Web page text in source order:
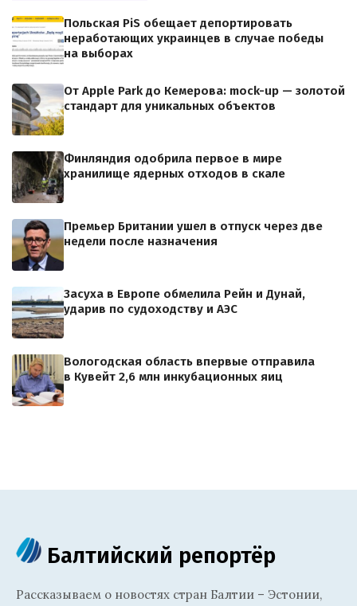
Польская PiS обещает депортировать
неработающих украинцев в случае победы
на выборах
От Apple Park до Кемерова: mock-up — золотой
стандарт для уникальных объектов
Финляндия одобрила первое в мире
хранилище ядерных отходов в скале
Премьер Британии ушел в отпуск через две
недели после назначения
Засуха в Европе обмелила Рейн и Дунай,
ударив по судоходству и АЭС
Вологодская область впервые отправила
в Кувейт 2,6 млн инкубационных яиц
Балтийский репортёр
Рассказываем о новостях стран Балтии – Эстонии,